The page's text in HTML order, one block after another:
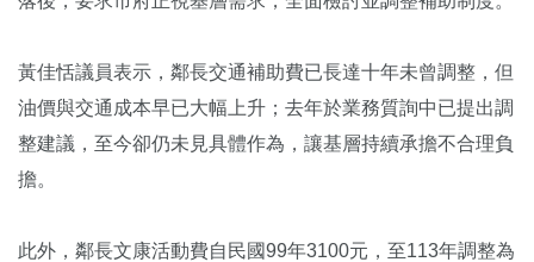
黃佳恬議員表示，鄰長交通補助費已長達十年未曾調整，但
油價與交通成本早已大幅上升；去年於業務質詢中已提出調
整建議，至今卻仍未見具體作為，讓基層持續承擔不合理負
擔。
此外，鄰長文康活動費自民國99年3100元，至113年調整為